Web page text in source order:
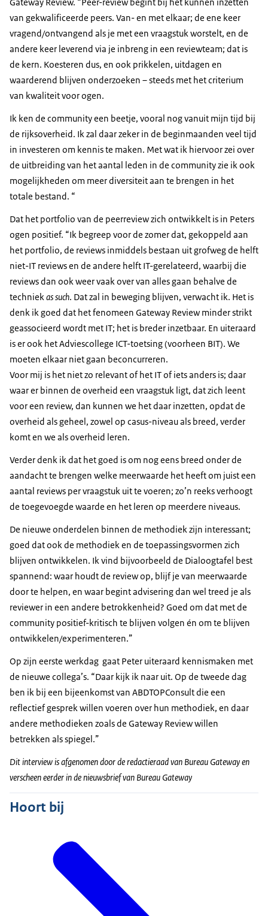
van gekwalificeerde peers. Van- en met elkaar; de ene keer
vragend/ontvangend als je met een vraagstuk worstelt, en de
andere keer leverend via je inbreng in een reviewteam; dat is
de kern. Koesteren dus, en ook prikkelen, uitdagen en
waarderend blijven onderzoeken – steeds met het criterium
van kwaliteit voor ogen.
Ik ken de community een beetje, vooral nog vanuit mijn tijd bij
de rijksoverheid. Ik zal daar zeker in de beginmaanden veel tijd
in investeren om kennis te maken. Met wat ik hiervoor zei over
de uitbreiding van het aantal leden in de community zie ik ook
mogelijkheden om meer diversiteit aan te brengen in het
totale bestand. “
Dat het portfolio van de peerreview zich ontwikkelt is in Peters
ogen positief. “Ik begreep voor de zomer dat, gekoppeld aan
het portfolio, de reviews inmiddels bestaan uit grofweg de helft
niet-IT reviews en de andere helft IT-gerelateerd, waarbij die
reviews dan ook weer vaak over van alles gaan behalve de
techniek as such. Dat zal in beweging blijven, verwacht ik. Het is
denk ik goed dat het fenomeen Gateway Review minder strikt
geassocieerd wordt met IT; het is breder inzetbaar. En uiteraard
is er ook het Adviescollege ICT-toetsing (voorheen BIT). We
moeten elkaar niet gaan beconcurreren.
Voor mij is het niet zo relevant of het IT of iets anders is; daar
waar er binnen de overheid een vraagstuk ligt, dat zich leent
voor een review, dan kunnen we het daar inzetten, opdat de
overheid als geheel, zowel op casus-niveau als breed, verder
komt en we als overheid leren.
Verder denk ik dat het goed is om nog eens breed onder de
aandacht te brengen welke meerwaarde het heeft om juist een
aantal reviews per vraagstuk uit te voeren; zo’n reeks verhoogt
de toegevoegde waarde en het leren op meerdere niveaus.
De nieuwe onderdelen binnen de methodiek zijn interessant;
goed dat ook de methodiek en de toepassingsvormen zich
blijven ontwikkelen. Ik vind bijvoorbeeld de Dialoogtafel best
spannend: waar houdt de review op, blijf je van meerwaarde
door te helpen, en waar begint advisering dan wel treed je als
reviewer in een andere betrokkenheid? Goed om dat met de
community positief-kritisch te blijven volgen én om te blijven
ontwikkelen/experimenteren.”
Op zijn eerste werkdag gaat Peter uiteraard kennismaken met
de nieuwe collega’s. “Daar kijk ik naar uit. Op de tweede dag
ben ik bij een bijeenkomst van ABDTOPConsult die een
reflectief gesprek willen voeren over hun methodiek, en daar
andere methodieken zoals de Gateway Review willen
betrekken als spiegel.”
Dit interview is afgenomen door de redactieraad van Bureau Gateway en
verscheen eerder in de nieuwsbrief van Bureau Gateway
Hoort bij